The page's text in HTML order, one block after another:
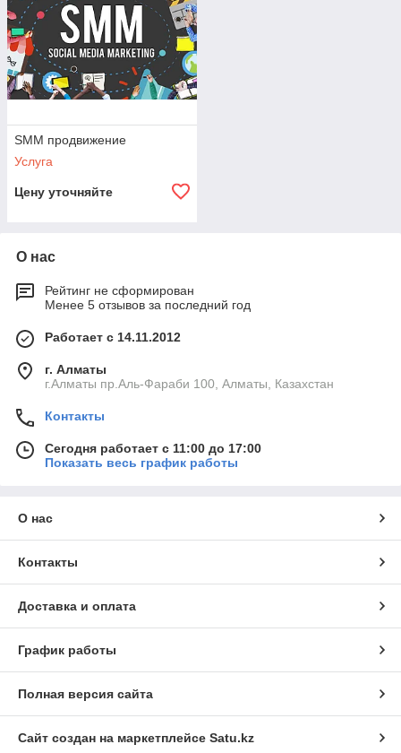
SMM продвижение
Продумаем стратегию, составим план раскрутки страницы
и обеспечим постоянный поток клиентов, это привлечение
новых подписчиков и рост популярности за счет охвата
Повышение узнаваемости бренда, правильная подача
рекламы, комплексные услуги увеличения просмотров,
SMM продвижение
Услуга
Цену уточняйте
О нас
Рейтинг не сформирован
Менее 5 отзывов за последний год
Работает с 14.11.2012
г. Алматы
г.Алматы пр.Аль-Фараби 100, Алматы, Казахстан
Контакты
Сегодня работает с 11:00 до 17:00
Показать весь график работы
О нас
Контакты
Доставка и оплата
График работы
Полная версия сайта
Сайт создан на маркетплейсе Satu.kz